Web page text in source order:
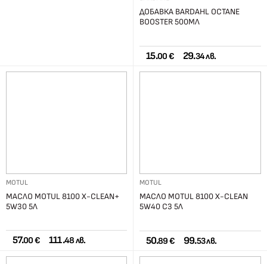
ДОБАВКА BARDAHL OCTANE
BOOSTER 500МЛ
15.00 € 29.34 лв.
MOTUL
МАСЛО MOTUL 8100 X-CLEAN+
5W30 5Л
57.00 € 111.48 лв.
MOTUL
МАСЛО MOTUL 8100 X-CLEAN
5W40 C3 5Л
50.89 € 99.53 лв.